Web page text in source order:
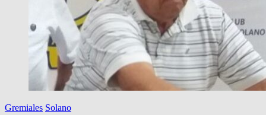
Gremiales Solano